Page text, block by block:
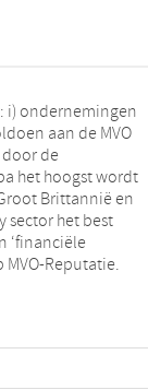
MVO-Reputatie.